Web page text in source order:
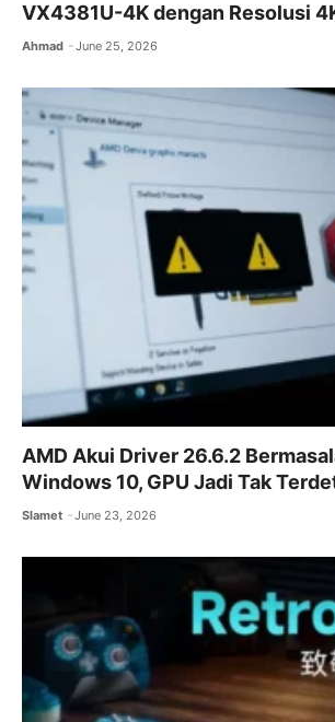
VX4381U-4K dengan Resolusi
Ahmad June 25, 2026
AMD Akui Driver 26.6.2
Windows 10, GPU Jadi Tak
Slamet June 23, 2026